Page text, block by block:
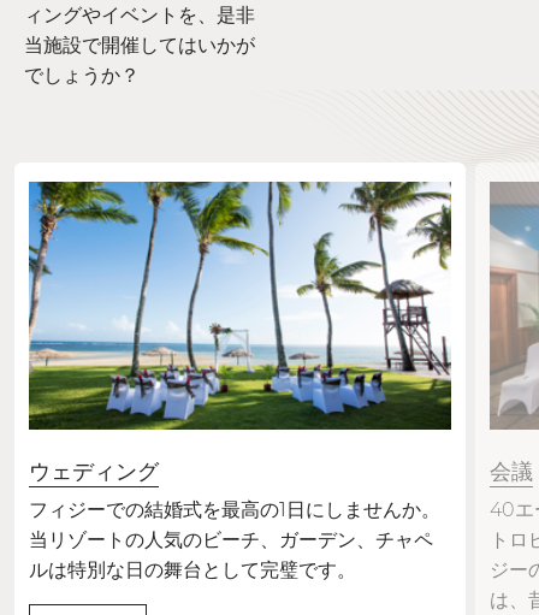
ィングやイベントを、是非
当施設で開催してはいかが
でしょうか？
ウェディング
フィジーでの結婚式を最高の1日にしませんか。
当リゾートの人気のビーチ、ガーデン、チャペ
ルは特別な日の舞台として完璧です。
会議
40エ
ト
ジー
は、